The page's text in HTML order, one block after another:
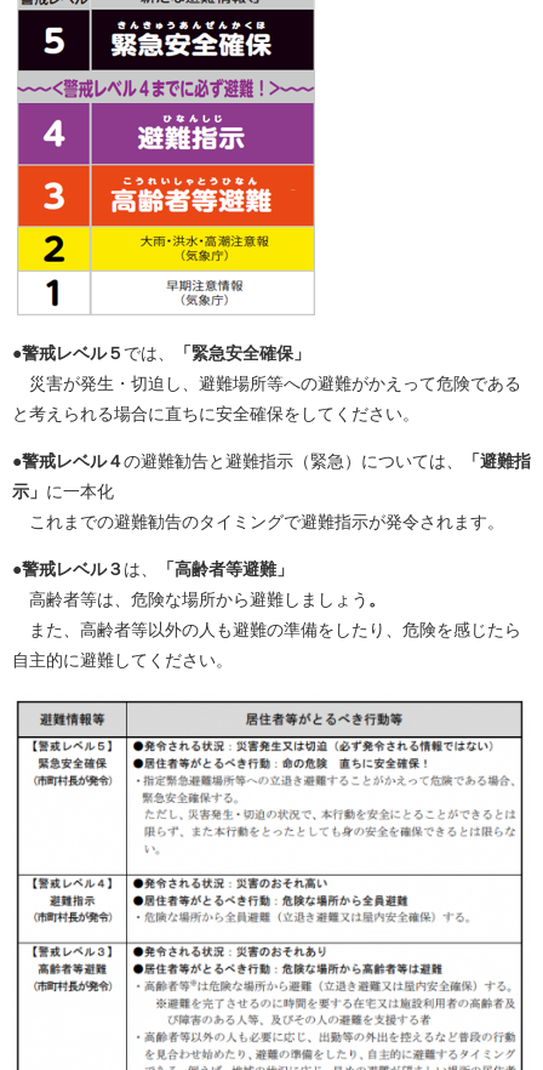
●警戒レベル５ では、
「緊急安全確保」
災害が発生・切迫し、避難場所等への避難がかえって危険である
と考えられる場合に直ちに安全確保をしてください。
●警戒レベル４の避難勧告と避難指示（緊急）については、
「避難指
示」 に一本化
これまでの避難勧告のタイミングで避難指示が発令されます。
●警戒レベル３は、
「高齢者等避難」
高齢者等は、危険な場所から避難しましょう 。
また、高齢者等以外の人も避難の準備をしたり、危険を感じたら
自主的に避難してください。